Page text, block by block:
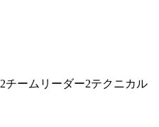
2チームリーダー2テクニカル